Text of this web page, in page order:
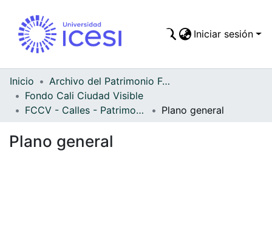
Todo DSpace
Iniciar sesión
Inicio
Archivo del Patrimonio Fotográfico y Fílmico del Valle del Cauca
Fondo Cali Ciudad Visible
FCCV - Calles - Patrimonial
Plano general
Plano general